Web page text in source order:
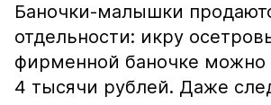
Баночки-малышки
отдельности: икру
фирменной баночке можно
4 тысячи рублей. Даже